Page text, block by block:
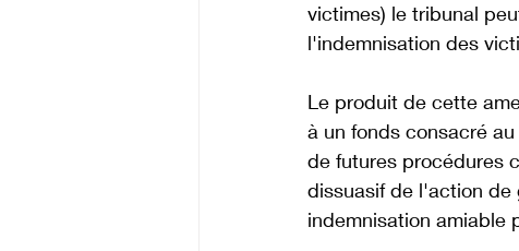
victimes) le tribunal
l'indemnisation des
Le produit de cette
à un fonds consacré
de futures procédures
dissuasif de l'action de
indemnisation amiable